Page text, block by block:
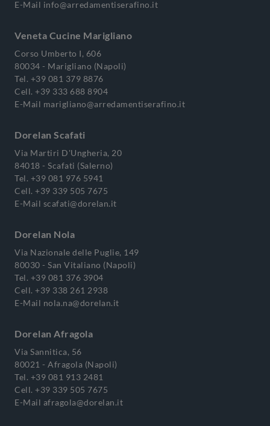
E-Mail info@arredamentiserafino.it
Veneta Cucine Marigliano
Corso Umberto I, 606
80034 - Marigliano (Napoli)
Tel. +39 081 379 8876
Cell. +39 333 688 8904
E-Mail marigliano@arredamentiserafino.it
Dorelan Scafati
Via Martiri D'Ungheria, 20
84018 - Scafati (Salerno)
Tel. +39 081 976 5941
Cell. +39 339 505 7675
E-Mail scafati@dorelan.it
Dorelan Nola
Via Nazionale delle Puglie, 149
80030 - San Vitaliano (Napoli)
Tel. +39 081 376 3904
Cell. +39 338 261 2938
E-Mail nola.na@dorelan.it
Dorelan Afragola
Via Sannitica, 56
80021 - Afragola (Napoli)
Tel. +39 081 913 2481
Cell. +39 339 505 7675
E-Mail afragola@dorelan.it